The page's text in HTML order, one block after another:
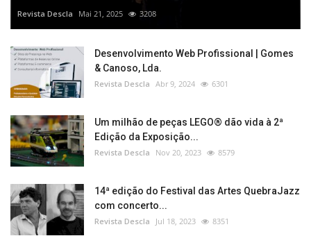
Revista Descla Mai 21, 2025 3208
Desenvolvimento Web Profissional | Gomes
& Canoso, Lda.
Revista Descla Abr 9, 2024 6301
Um milhão de peças LEGO® dão vida à 2ª
Edição da Exposição...
Revista Descla Nov 20, 2023 8579
14ª edição do Festival das Artes QuebraJazz
com concerto...
Revista Descla Jul 18, 2023 8351